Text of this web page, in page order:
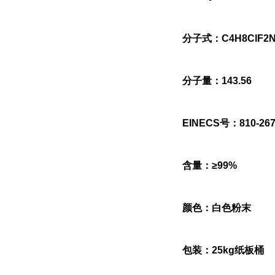
分子式：
分子量：143.56
EINECS号：810-
含量：≥99%
颜色：白色粉末
包装：25kg纸板桶